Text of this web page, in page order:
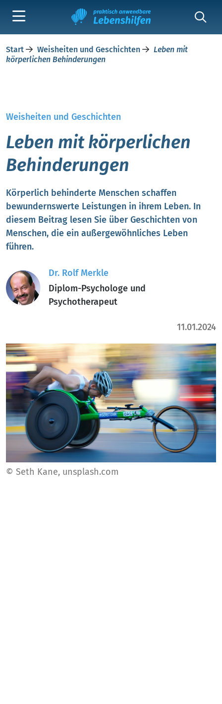
Start Weisheiten und Geschichten
Leben mit
körperlichen Behinderungen
Weisheiten und Geschichten
Leben mit körperlichen
Behinderungen
Körperlich behinderte Menschen schaffen
bewundernswerte Leistungen in ihrem Leben. In
diesem Beitrag lesen Sie über Geschichten von
Menschen, die ein außergewöhnliches Leben
führen.
Dr. Rolf Merkle
Diplom-Psychologe und
Psychotherapeut
11.01.2024
© Seth Kane, unsplash.com